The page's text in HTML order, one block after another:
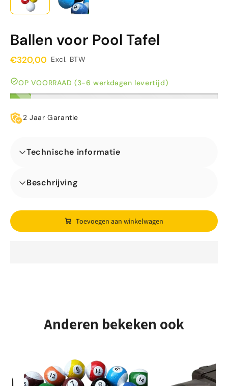
Ballen voor Pool Tafel
€320,00 Excl. BTW
OP VOORRAAD (3-6 werkdagen levertijd)
2 Jaar Garantie
Technische informatie
Beschrijving
Toevoegen aan winkelwagen
Anderen bekeken ook